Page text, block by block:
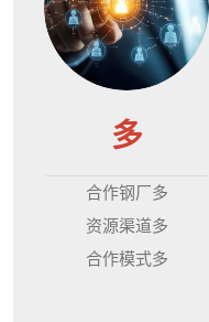
多
合作钢厂多
资源渠道多
合作模式多